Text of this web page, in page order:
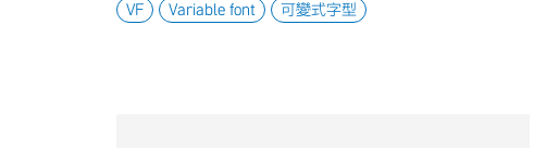
VF Variable font 可變式字型